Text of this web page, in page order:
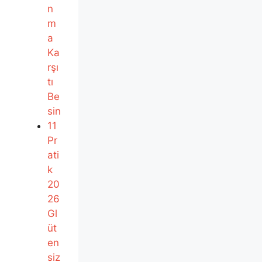
n
m
a
Ka
rşı
tı
Be
sin
11
Pr
ati
k
20
26
Gl
üt
en
siz